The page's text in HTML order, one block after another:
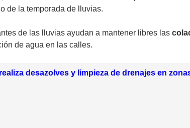
de la temporada de lluvias.
de las lluvias ayudan a mantener libres las
de agua en las calles.
desazolves y limpieza de drenajes en